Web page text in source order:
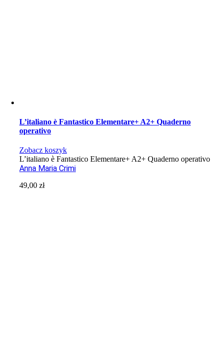
L’italiano è Fantastico Elementare+ A2+ Quaderno
operativo
Zobacz koszyk
L’italiano è Fantastico Elementare+ A2+ Quaderno operativo
Anna Maria Crimi
49,00zł